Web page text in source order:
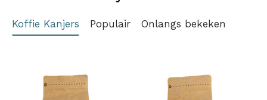
Koffie Kanjers Populair Onlangs bekeken